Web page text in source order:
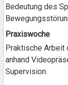
Bedeutung des
Praxiswoche
Praktische Arbeit
anhand
Supervision.